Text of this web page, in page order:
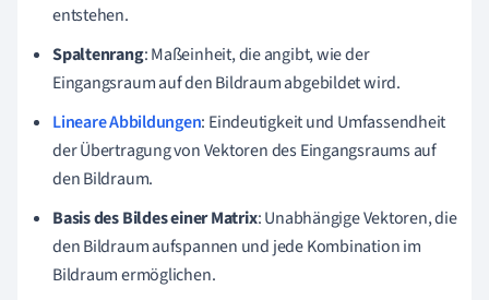
entstehen.
Spaltenrang: Maßeinheit, die angibt, wie der
Eingangsraum auf den Bildraum abgebildet wird.
Lineare Abbildungen: Eindeutigkeit und Umfassendheit
der Übertragung von Vektoren des Eingangsraums auf
den Bildraum.
Basis des Bildes einer Matrix: Unabhängige Vektoren, die
den Bildraum aufspannen und jede Kombination im
Bildraum ermöglichen.